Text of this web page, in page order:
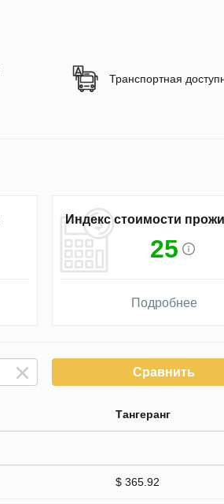
Транспортная
Индекс стоимости
25
Подробнее
Сравнить
Тангеранг
$ 365.92